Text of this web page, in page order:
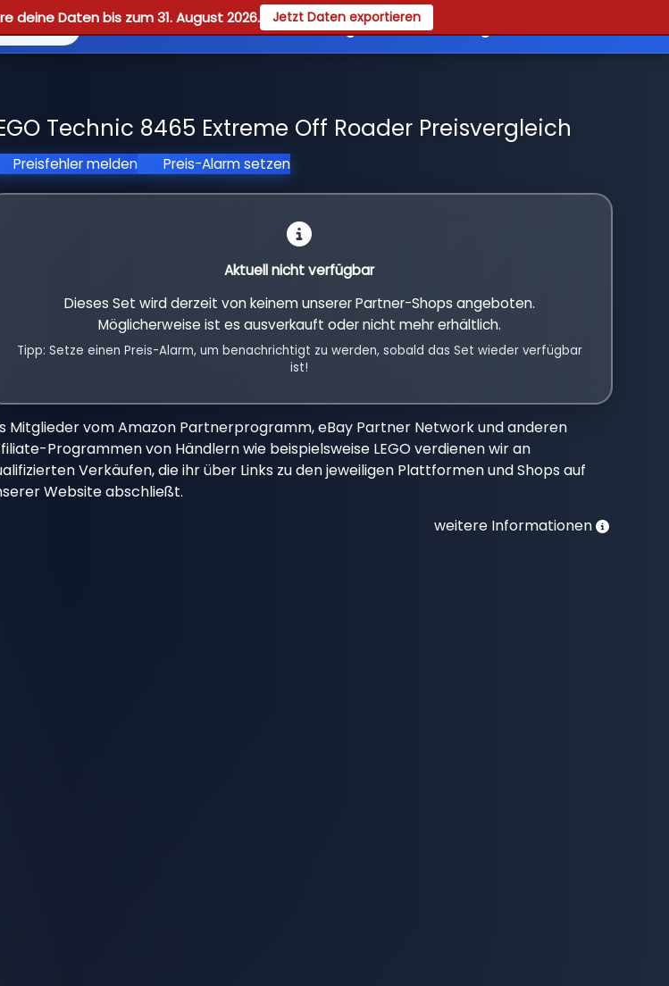
Daten bis zum 31. August 2026. Jetzt Daten exportieren
Reviews Guides Registrieren
Technic 8465 Extreme Off Roader Preisvergleich
Preisfehler melden Preis-Alarm setzen
Aktuell nicht verfügbar
Dieses Set wird derzeit von keinem unserer Partner-Shops angeboten.
Möglicherweise ist es ausverkauft oder nicht mehr erhältlich.
Tipp: Setze einen Preis-Alarm, um benachrichtigt zu werden, sobald das Set wieder verfügbar
ist!
Mitglieder vom Amazon Partnerprogramm, eBay Partner Network und anderen
Programmen von Händlern wie beispielsweise LEGO verdienen wir an
Verkäufen, die ihr über Links zu den jeweiligen Plattformen und Shops auf
Website abschließt.
weitere Informationen